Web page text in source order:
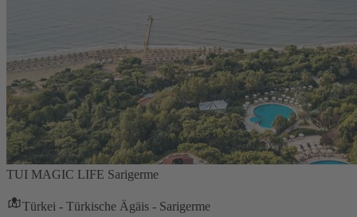
TUI MAGIC LIFE Sarigerme
Türkei - Türkische Ägäis - Sarigerme